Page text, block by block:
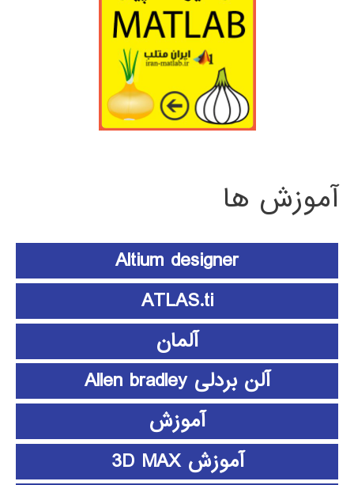
آموزش ها
Altium designer
ATLAS.ti
آلمان
آلن بردلی Allen bradley
آموزش
آموزش 3D MAX